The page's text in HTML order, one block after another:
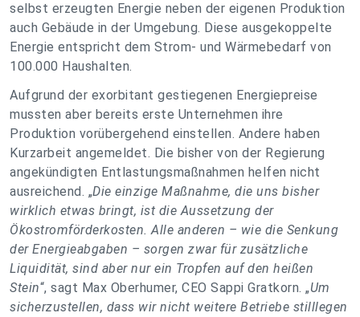
selbst erzeugten Energie neben der eigenen Produktion
auch Gebäude in der Umgebung. Diese ausgekoppelte
Energie entspricht dem Strom- und Wärmebedarf von
100.000 Haushalten.
Aufgrund der exorbitant gestiegenen Energiepreise
mussten aber bereits erste Unternehmen ihre
Produktion vorübergehend einstellen. Andere haben
Kurzarbeit angemeldet. Die bisher von der Regierung
angekündigten Entlastungsmaßnahmen helfen nicht
ausreichend. „Die einzige Maßnahme, die uns bisher
wirklich etwas bringt, ist die Aussetzung der
Ökostromförderkosten. Alle anderen – wie die Senkung
der Energieabgaben – sorgen zwar für zusätzliche
Liquidität, sind aber nur ein Tropfen auf den heißen
Stein“, sagt Max Oberhumer, CEO Sappi Gratkorn. „Um
sicherzustellen, dass wir nicht weitere Betriebe stilllegen